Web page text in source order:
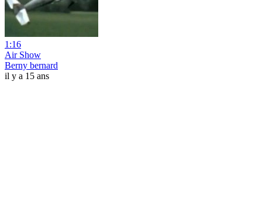
1:16
Air Show
Berny bernard
il y a 15 ans